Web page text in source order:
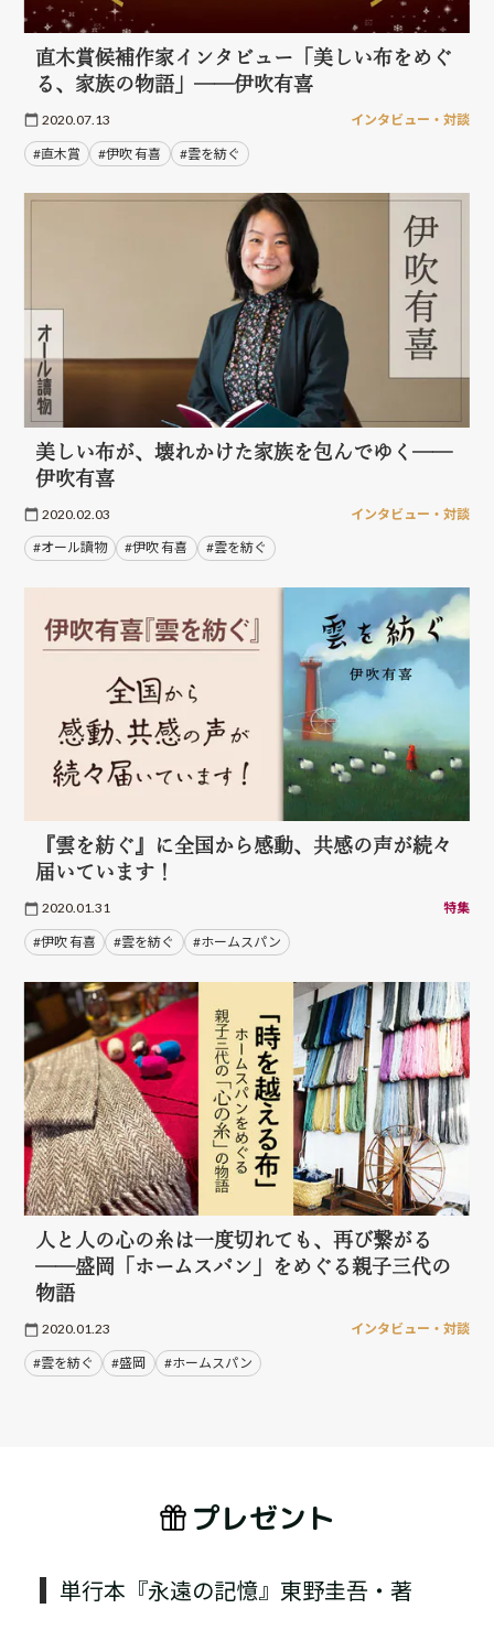
直木賞候補作家インタビュー「美しい布をめぐ
る、家族の物語」──伊吹有喜
2020.07.13 インタビュー・対談
#直木賞 #伊吹 有喜 #雲を紡ぐ
美しい布が、壊れかけた家族を包んでゆく──
伊吹有喜
2020.02.03 インタビュー・対談
#オール讀物 #伊吹 有喜 #雲を紡ぐ
『雲を紡ぐ』に全国から感動、共感の声が続々
届いています！
2020.01.31 特集
#伊吹 有喜 #雲を紡ぐ #ホームスパン
人と人の心の糸は一度切れても、再び繋がる
──盛岡「ホームスパン」をめぐる親子三代の
物語
2020.01.23 インタビュー・対談
#雲を紡ぐ #盛岡 #ホームスパン
プレゼント
単行本『永遠の記憶』東野圭吾・著